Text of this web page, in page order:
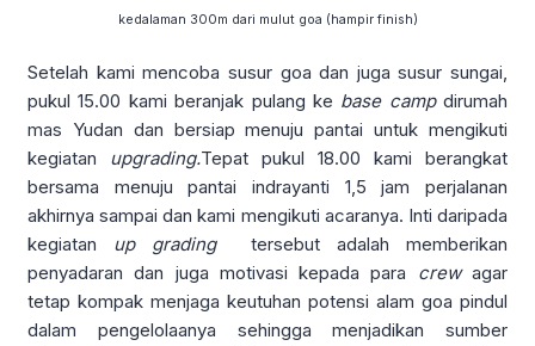
kedalaman 300m dari mulut goa (hampir finish)
Setelah kami mencoba susur goa dan juga susur sungai,
pukul 15.00 kami beranjak pulang ke base campdirumah
mas Yudan dan bersiap menuju pantai untuk mengikuti
kegiatan upgrading.Tepat pukul 18.00 kami berangkat
bersama menuju pantai indrayanti 1,5 jam perjalanan
akhirnya sampai dan kami mengikuti acaranya. Inti daripada
kegiatan up grading
tersebut adalah memberikan
penyadaran dan juga motivasi kepada para crewagar
tetap kompak menjaga keutuhan potensi alam goa pindul
dalam pengelolaanya sehingga menjadikan sumber